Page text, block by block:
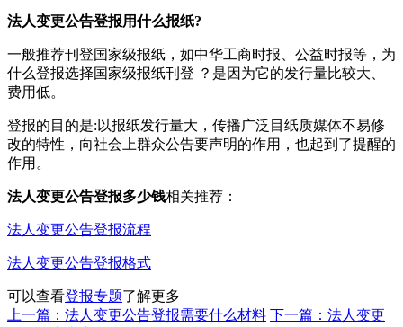
法人变更公告登报用什么报纸?
一般推荐刊登国家级报纸，如中华工商时报、公益时报等，为
什么登报选择国家级报纸刊登 ？是因为它的发行量比较大、
费用低。
登报的目的是:以报纸发行量大，传播广泛目纸质媒体不易修
改的特性，向社会上群众公告要声明的作用，也起到了提醒的
作用。
法人变更公告登报多少钱相关推荐：
法人变更公告登报流程
法人变更公告登报格式
可以查看登报专题了解更多
上一篇：法人变更公告登报需要什么材料 下一篇：法人变更